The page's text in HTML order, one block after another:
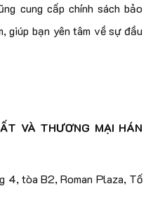
cung cấp chính sách bảo
giúp bạn yên tâm về sự đầu
VÀ THƯƠNG MẠI HÁN
4, tòa B2, Roman Plaza, Tố